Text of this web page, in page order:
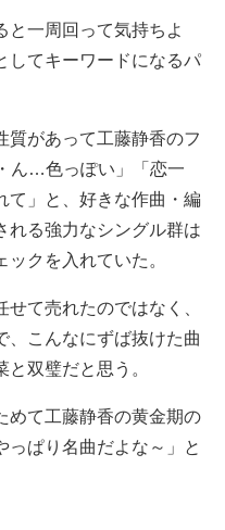
と一周回って気持ちよ
してキーワードになるパ
質があって工藤静香のフ
ん…色っぽい」「恋一
て」と、好きな作曲・編
れる強力なシングル群は
クを入れていた。
て売れたのではなく、
、こんなにずば抜けた曲
双璧だと思う。
めて工藤静香の黄金期の
っぱり名曲だよな～」と